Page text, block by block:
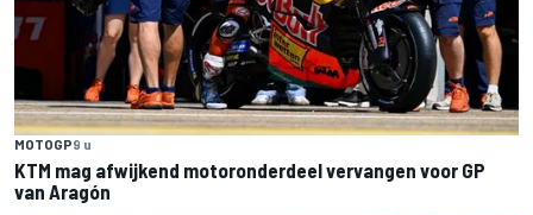
MOTOGP9 u
KTM mag afwijkend motoronderdeel vervangen voor GP
van Aragón